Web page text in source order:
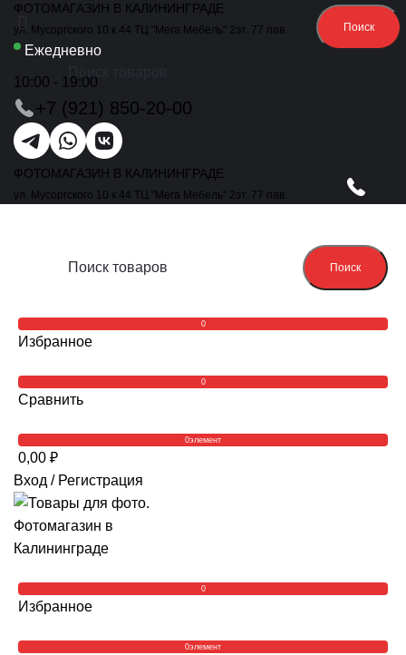
ФОТОМАГАЗИН В КАЛИНИНГРАДЕ
ул. Мусоргского 10 к.44 ТЦ "Мега Мебель" 2эт. 77 пав.
Ежедневно
10:00 - 19:00
+7 (921) 850-20-00
ФОТОМАГАЗИН В КАЛИНИНГРАДЕ
ул. Мусоргского 10 к.44 ТЦ "Мега Мебель" 2эт. 77 пав.
Поиск
0
Избранное
0
Сравнить
0элемент
0,00 ₽
Вход / Регистрация
0
Избранное
0элемент
Поиск